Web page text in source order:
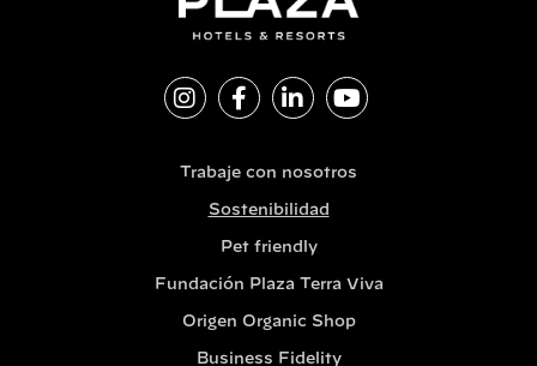
Trabaje con nosotros
Sostenibilidad
Pet friendly
Fundación Plaza Terra Viva
Origen Organic Shop
Business Fidelity